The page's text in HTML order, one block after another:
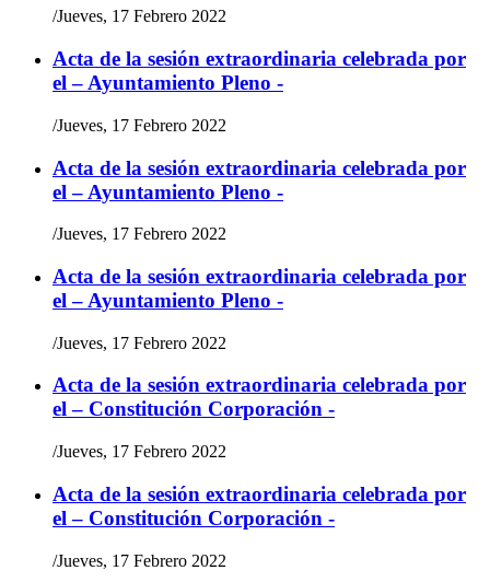
/Jueves, 17 Febrero 2022
Acta de la sesión extraordinaria celebrada por
el – Ayuntamiento Pleno -
/Jueves, 17 Febrero 2022
Acta de la sesión extraordinaria celebrada por
el – Ayuntamiento Pleno -
/Jueves, 17 Febrero 2022
Acta de la sesión extraordinaria celebrada por
el – Ayuntamiento Pleno -
/Jueves, 17 Febrero 2022
Acta de la sesión extraordinaria celebrada por
el – Constitución Corporación -
/Jueves, 17 Febrero 2022
Acta de la sesión extraordinaria celebrada por
el – Constitución Corporación -
/Jueves, 17 Febrero 2022